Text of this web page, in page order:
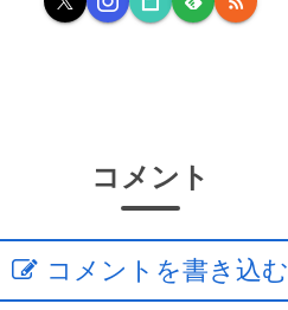
コメント
コメントを書き込む